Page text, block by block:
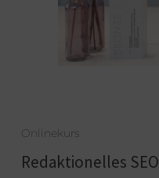
Onlinekurs
Redaktionelles SEO